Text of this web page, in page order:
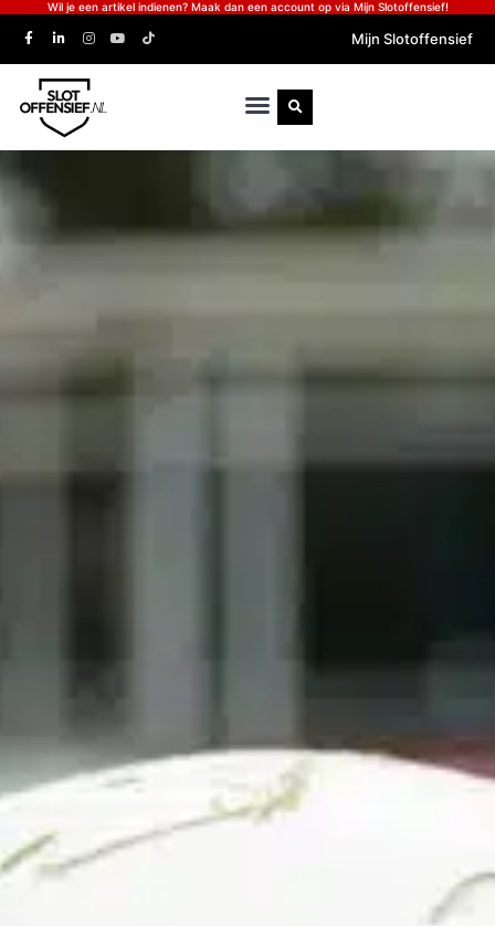
Wil je een artikel indienen? Maak dan een account op via Mijn Slotoffensief!
Mijn Slotoffensief